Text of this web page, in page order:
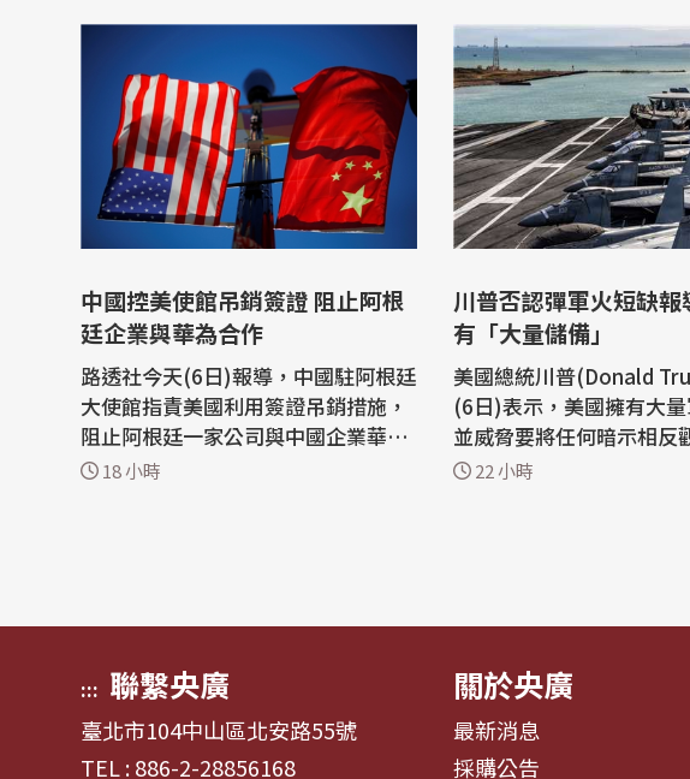
中國控美使館吊銷簽證 阻止阿根
廷企業與華為合作
路透社今天(6日)報導，中國駐阿根廷
大使館指責美國利用簽證吊銷措施，
阻止阿根廷一家公司與中國企業華為
(Huawei)的合作，稱此舉是對國家主
18 小時
川普否認彈軍火短缺報
有「大量儲備」
美國總統川普(Donald
(6日)表示，美國擁有大量
並威脅要將任何暗示相反
進監獄，他對伊朗戰爭的
22 小時
::: 聯繫央廣
臺北市104中山區北安路55號
TEL : 886-2-28856168
關於央廣
最新消息
採購公告